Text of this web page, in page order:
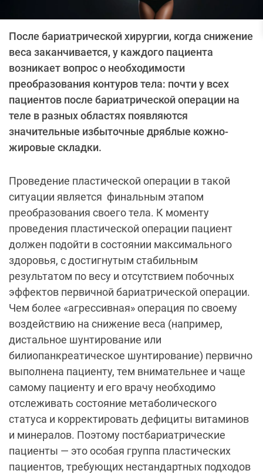
После бариатрической хирургии, когда снижение
веса заканчивается, у каждого пациента
возникает вопрос о необходимости
преобразования контуров тела: почти у всех
пациентов после бариатрической операции на
теле в разных областях появляются
значительные избыточные дряблые кожно-
жировые складки.
Проведение пластической операции в такой
ситуации является финальным этапом
преобразования своего тела. К моменту
проведения пластической операции пациент
должен подойти в состоянии максимального
здоровья, с достигнутым стабильным
результатом по весу и отсутствием побочных
эффектов первичной бариатрической операции.
Чем более «агрессивная» операция по своему
воздействию на снижение веса (например,
дистальное шунтирование или
билиопанкреатическое шунтирование) первично
выполнена пациенту, тем внимательнее и чаще
самому пациенту и его врачу необходимо
отслеживать состояние метаболического
статуса и корректировать дефициты витаминов
и минералов. Поэтому постбариатрические
пациенты — это особая группа пластических
пациентов, требующих нестандартных подходов